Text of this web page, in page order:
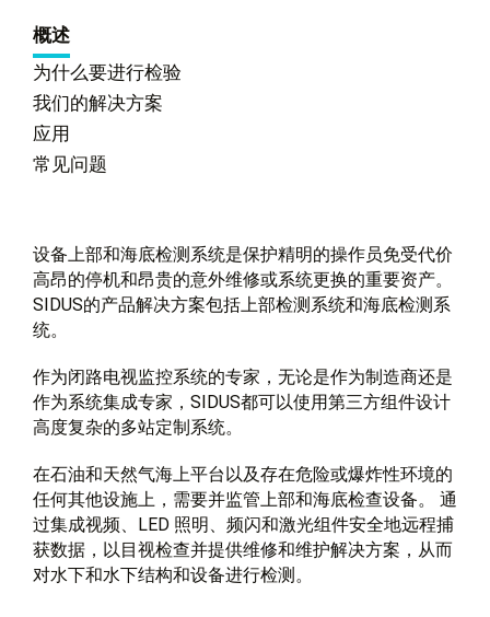
概述
为什么要进行检验
我们的解决方案
应用
常见问题
设备上部和海底检测系统是保护精明的操作员免受代价
高昂的停机和昂贵的意外维修或系统更换的重要资产。
SIDUS的产品解决方案包括上部检测系统和海底检测系
统。
作为闭路电视监控系统的专家，无论是作为制造商还是
作为系统集成专家，SIDUS都可以使用第三方组件设计
高度复杂的多站定制系统。
在石油和天然气海上平台以及存在危险或爆炸性环境的
任何其他设施上，需要并监管上部和海底检查设备。 通
过集成视频、LED 照明、频闪和激光组件安全地远程捕
获数据，以目视检查并提供维修和维护解决方案，从而
对水下和水下结构和设备进行检测。